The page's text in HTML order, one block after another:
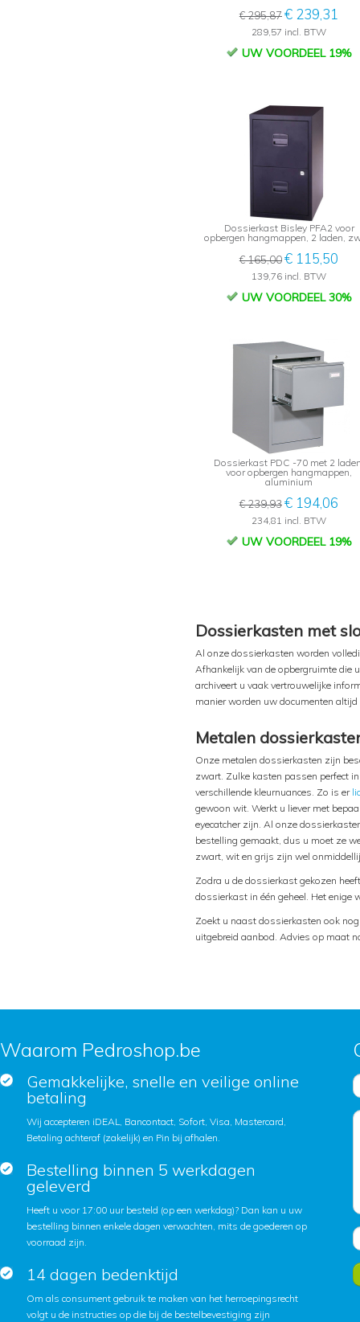
€ 295,87€ 239,31
289,57 incl. BTW
UW VOORDEEL 19%
Dossierkast Bisley PFA2 voor
opbergen hangmappen, 2 laden,
€ 165,00€ 115,50
139,76 incl. BTW
UW VOORDEEL 30%
Dossierkast PDC -70 met 2
voor opbergen hangmappen,
aluminium
€ 239,93€ 194,06
234,81 incl. BTW
UW VOORDEEL 19%
Dossierkasten met
Al onze dossierkasten worden
Afhankelijk van de opbergruimte die
archiveert u vaak vertrouwelijke
manier worden uw documenten
Metalen
Onze metalen dossierkasten zijn
zwart. Zulke kasten passen perfect
verschillende kleurnuances. Zo is er
gewoon wit. Werkt u liever met
eyecatcher zijn. Al onze
bestelling gemaakt, dus u moet ze
zwart, wit en grijs zijn wel
Zodra u de dossierkast gekozen
dossierkast in één geheel. Het enige
Zoekt u naast dossierkasten ook
uitgebreid aanbod. Advies op maat
Waarom Pedroshop.be
Gemakkelijke, snelle en veilige online
betaling
Wij accepteren iDEAL, Bancontact, Sofort, Visa, Mastercard,
Betaling achteraf (zakelijk) en Pin bij afhalen.
Bestelling binnen 5 werkdagen
geleverd
Heeft u voor 17:00 uur besteld (op een werkdag)? Dan kan u uw
bestelling binnen enkele dagen verwachten, mits de goederen op
voorraad zijn.
14 dagen bedenktijd
Om als consument gebruik te maken van het herroepingsrecht
volgt u de instructies op die bij de bestelbevestiging zijn